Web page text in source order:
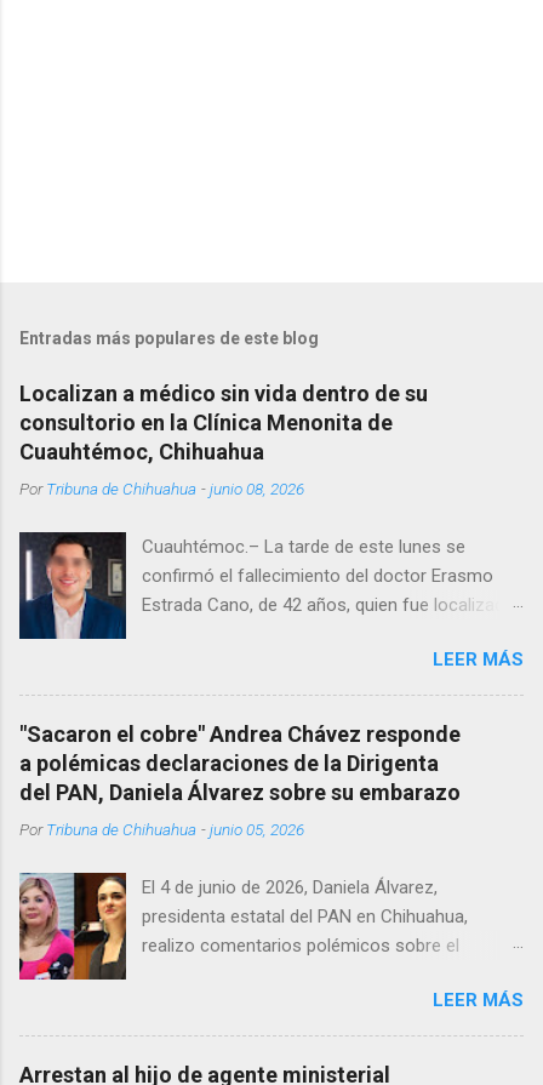
Entradas más populares de este blog
Localizan a médico sin vida dentro de su
consultorio en la Clínica Menonita de
Cuauhtémoc, Chihuahua
PorTribuna de Chihuahua -junio 08, 2026
Cuauhtémoc.– La tarde de este lunes se
confirmó el fallecimiento del doctor Erasmo
Estrada Cano, de 42 años, quien fue localizado
Menonita, ubicada en el kilómetro 10 del
Corredor Comercial. Según reportes el médico
se habría quitado la vida mientras permanecía
encerrado en el consultorio, por lo que
autoridades tuvieron que derribar la puerta,
Estrada, quien se desempeñó como presidente
un médico reconocido en la región.
LEER MÁS
"Sacaron el cobre" Andrea Chávez responde
a polémicas declaraciones de la Dirigenta
del PAN, Daniela Álvarez sobre su embarazo
PorTribuna de Chihuahua -junio 05, 2026
El 4 de junio de 2026, Daniela Álvarez,
presidenta estatal del PAN en Chihuahua,
realizo comentarios polémicos sobre el
Chávez. “acuérdense que su bebé está por
nacer”, expresó al ser cuestionada sobre si la
retaría a tomarse una foto en un restaurante
LEER MÁS
Arrestan al hijo de agente ministerial